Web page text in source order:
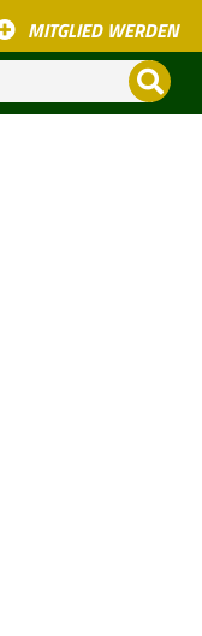
MITGLIED WERDEN